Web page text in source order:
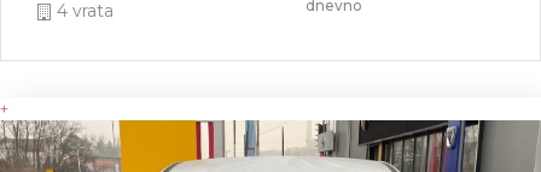
4 vrata
dnevno
+